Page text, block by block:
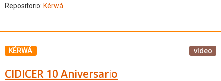
Repositorio: Kérwá
KÉRWÁ vídeo
CIDICER 10 Aniversario